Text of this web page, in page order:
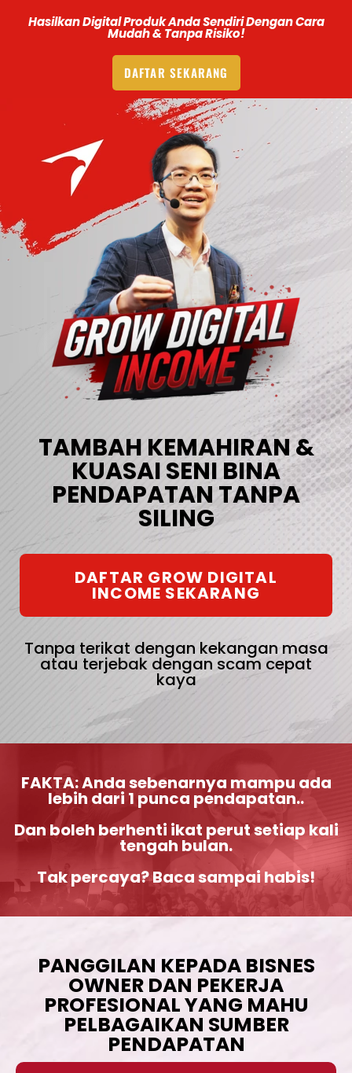
Hasilkan Digital Produk Anda Sendiri Dengan Cara
Mudah & Tanpa Risiko!
DAFTAR SEKARANG
TAMBAH KEMAHIRAN &
KUASAI SENI BINA
PENDAPATAN TANPA
SILING
DAFTAR GROW DIGITAL
INCOME SEKARANG
Tanpa terikat dengan kekangan masa
atau terjebak dengan scam cepat
kaya
FAKTA: Anda sebenarnya mampu ada
lebih dari 1 punca pendapatan..
Dan boleh berhenti ikat perut setiap kali
tengah bulan.
Tak percaya? Baca sampai habis!
PANGGILAN KEPADA BISNES
OWNER DAN PEKERJA
PROFESIONAL YANG MAHU
PELBAGAIKAN SUMBER
PENDAPATAN